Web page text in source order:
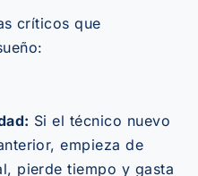
críticos que
Si el técnico nuevo
empieza de
pierde tiempo y gasta